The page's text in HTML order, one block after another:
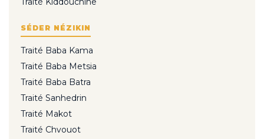
SÉDER NÉZIKIN
Traité Baba Kama
Traité Baba Metsia
Traité Baba Batra
Traité Sanhedrin
Traité Makot
Traité Chvouot